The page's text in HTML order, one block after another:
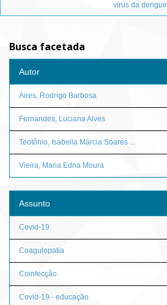
vírus da dengue
Busca facetada
Autor
Aires, Rodrigo Barbosa
Fernandes, Luciana Alves
Teotônio, Isabella Márcia Soares ...
Vieira, Maria Edna Moura
Assunto
Covid-19
Coagulopatia
Coinfecção
Covid-19 - educação